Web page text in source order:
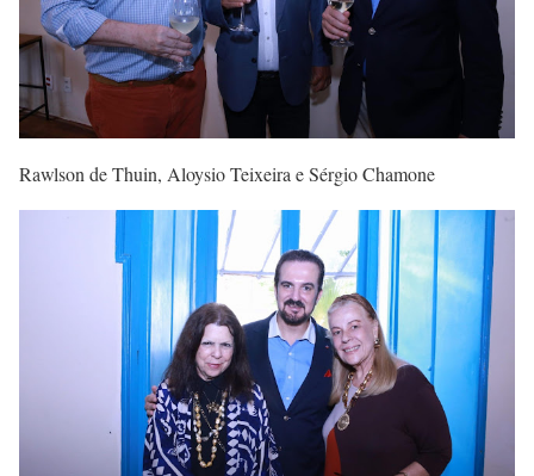
Rawlson de Thuin, Aloysio Teixeira e Sérgio Chamone